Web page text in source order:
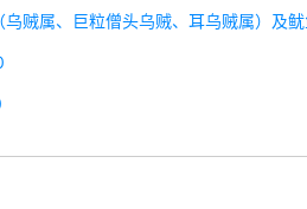
贼属、巨粒僧头乌贼、耳乌贼属）及鱿